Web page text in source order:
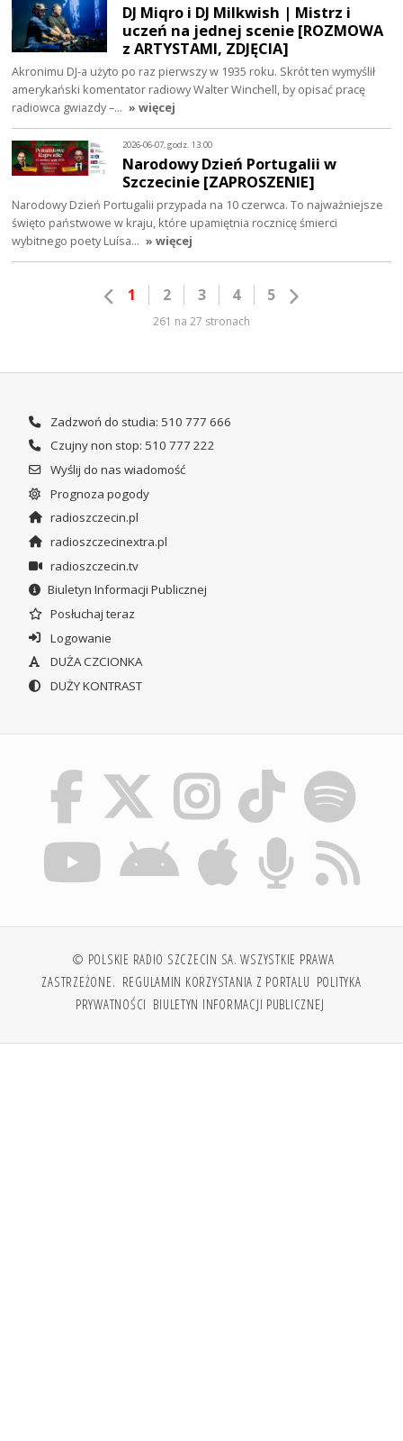
DJ Miqro i DJ Milkwish | Mistrz i
uczeń na jednej scenie [ROZMOWA
z ARTYSTAMI, ZDJĘCIA]
Akronimu DJ-a użyto po raz pierwszy w 1935 roku. Skrót ten wymyślił
amerykański komentator radiowy Walter Winchell, by opisać pracę
radiowca gwiazdy –… » więcej
2026-06-07, godz. 13:00
Narodowy Dzień Portugalii w
Szczecinie [ZAPROSZENIE]
Narodowy Dzień Portugalii przypada na 10 czerwca. To najważniejsze
święto państwowe w kraju, które upamiętnia rocznicę śmierci
wybitnego poety Luísa… » więcej
1 2 3 4 5
261 na 27 stronach
Zadzwoń do studia: 510 777 666
Czujny non stop: 510 777 222
Wyślij do nas wiadomość
Prognoza pogody
radioszczecin.pl
radioszczecinextra.pl
radioszczecin.tv
Biuletyn Informacji Publicznej
Posłuchaj teraz
Logowanie
DUŻA CZCIONKA
DUŻY KONTRAST
© POLSKIE RADIO SZCZECIN SA. WSZYSTKIE PRAWA
ZASTRZEŻONE. REGULAMIN KORZYSTANIA Z PORTALU POLITYKA
PRYWATNOŚCI BIULETYN INFORMACJI PUBLICZNEJ